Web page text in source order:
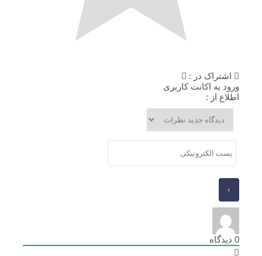
اشتراک در :
ورود به اکانت کاربری
اطلاع از :
0 دیدگاه